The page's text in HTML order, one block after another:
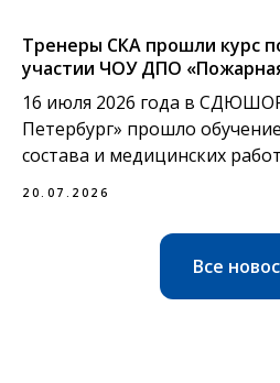
Тренеры СКА прошли курс
участии ЧОУ ДПО
16 июля 2026 года в
Петербург» прошло
состава и медицинских
20.07.2026
Все